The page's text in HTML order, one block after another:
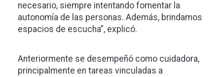
necesario, siempre intentando fomentar la
autonomía de las personas. Además, brindamos
espacios de escucha”, explicó.
Anteriormente se desempeñó como cuidadora,
principalmente en tareas vinculadas a